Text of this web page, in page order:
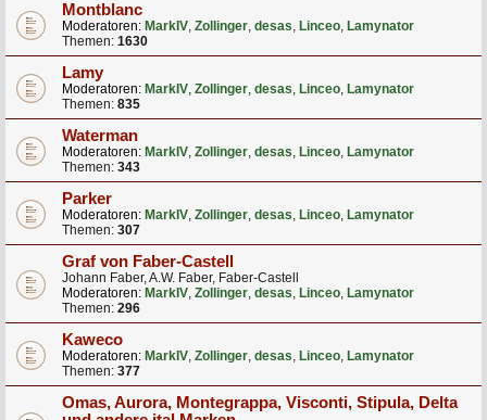
Montblanc
Moderatoren: MarkIV, Zollinger, desas, Linceo, Lamynator
Themen: 1630
Lamy
Moderatoren: MarkIV, Zollinger, desas, Linceo, Lamynator
Themen: 835
Waterman
Moderatoren: MarkIV, Zollinger, desas, Linceo, Lamynator
Themen: 343
Parker
Moderatoren: MarkIV, Zollinger, desas, Linceo, Lamynator
Themen: 307
Graf von Faber-Castell
Johann Faber, A.W. Faber, Faber-Castell
Moderatoren: MarkIV, Zollinger, desas, Linceo, Lamynator
Themen: 296
Kaweco
Moderatoren: MarkIV, Zollinger, desas, Linceo, Lamynator
Themen: 377
Omas, Aurora, Montegrappa, Visconti, Stipula, Delta